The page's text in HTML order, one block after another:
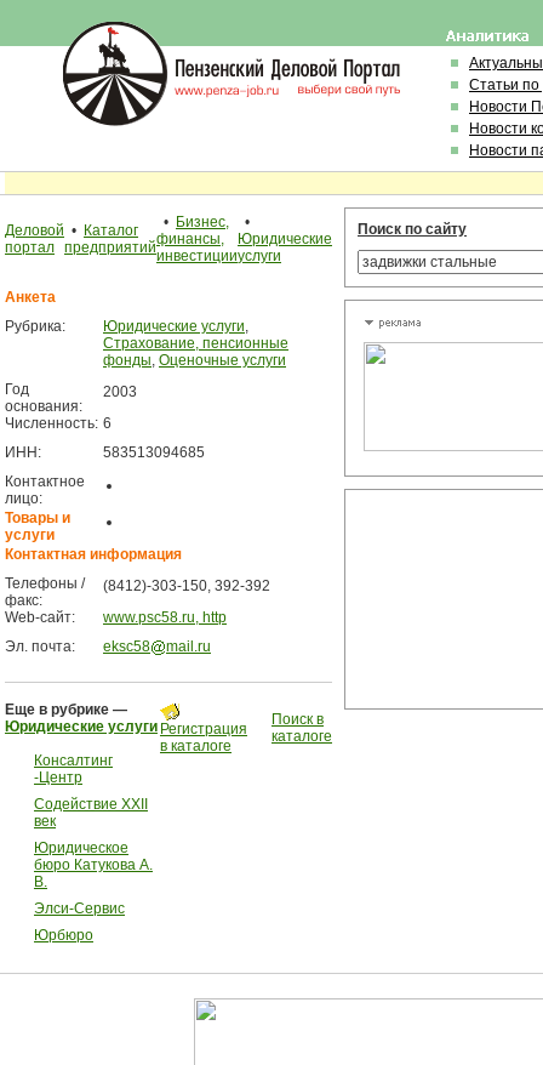
Статьи
Новости
Новости
Новости
Деловой
портал
• Каталог
предприятий
• Бизнес,
финансы,
инвестиции
•
Юридические
услуги
Анкета
Рубрика:
Юридические услуги,
Страхование, пенсионные
фонды, Оценочные услуги
Год
основания:
2003
Численность: 6
ИНН:
583513094685
Контактное
лицо:
Товары и
услуги
Контактная информация
Телефоны /
факс:
(8412)-303-150, 392-392
Web-сайт:
www.psc58.ru, http
Эл. почта:
eksc58 mail.ru
Еще в рубрике —
Юридические услуги
Консалтинг
-Центр
Содействие XXII
век
Юридическое
бюро Катукова А.
В.
Элси-Сервис
Юрбюро
Регистрация
в каталоге
Поиск в
каталоге
Поиск по сайту